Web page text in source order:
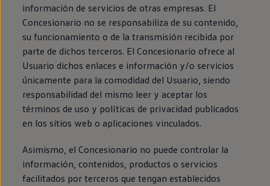
información de servicios de otras empresas. El
Concesionario no se responsabiliza de su contenido,
su funcionamiento o de la transmisión recibida por
parte de dichos terceros. El Concesionario ofrece al
Usuario dichos enlaces e información y/o servicios
únicamente para la comodidad del Usuario, siendo
responsabilidad del mismo leer y aceptar los
términos de uso y políticas de privacidad publicados
en los sitios web o aplicaciones vinculados.
Asimismo, el Concesionario no puede controlar la
información, contenidos, productos o servicios
facilitados por terceros que tengan establecidos